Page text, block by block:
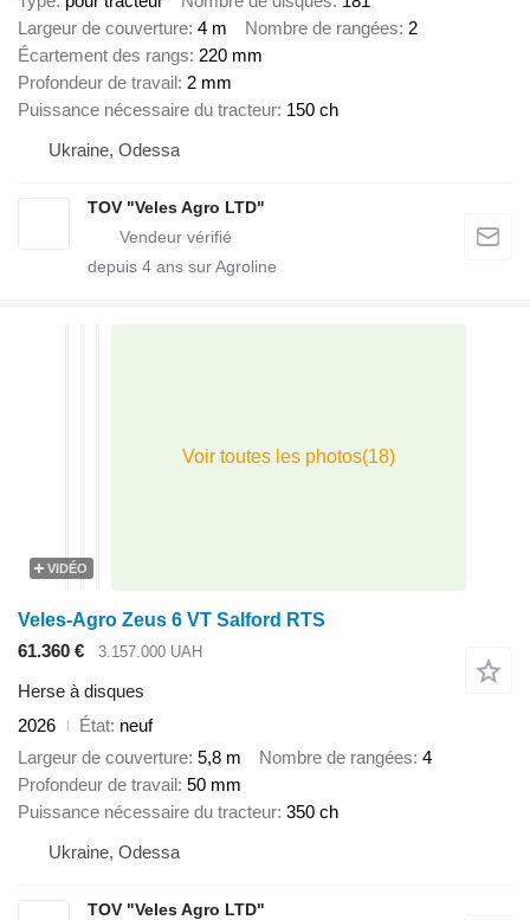
Largeur de couverture 4 m Nombre de rangées 2
Écartement des rangs 220 mm
Profondeur de travail 2 mm
Puissance nécessaire du tracteur 150 ch
Ukraine, Odessa
TOV "Veles Agro LTD"
depuis 4 ans sur Agroline
VIDÉO
Veles-Agro Zeus 6 VT Salford RTS
61.360 €
3.157.000 UAH
Herse à disques
2026
État neuf
Largeur de couverture 5,8 m Nombre de rangées 4
Profondeur de travail 50 mm
Puissance nécessaire du tracteur 350 ch
Ukraine, Odessa
TOV "Veles Agro LTD"